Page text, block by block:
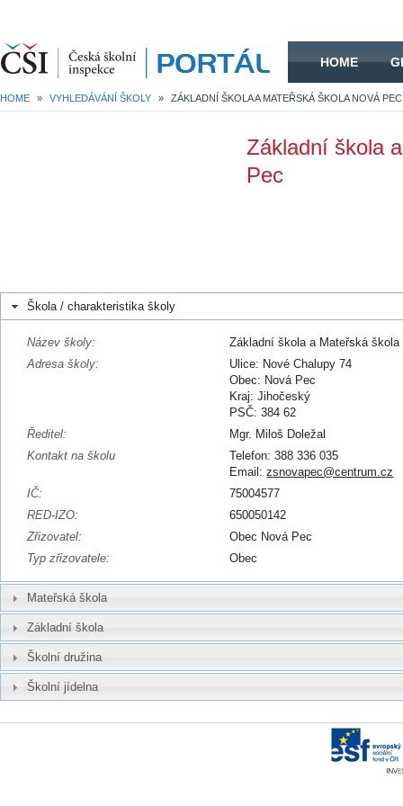
HOME
HOME » VYHLEDÁVÁNÍ ŠKOLY » ZÁKLADNÍ ŠKOLA A MATEŘSKÁ ŠKOLA NOVÁ PEC
Základní škola
Pec
Škola / charakteristika školy
Název školy:
Základní škola a Mateřská škola
Adresa školy:
Ulice: Nové Chalupy 74
Obec: Nová Pec
Kraj: Jihočeský
PSČ: 384 62
Ředitel:
Mgr. Miloš Doležal
Kontakt na školu
Telefon: 388 336 035
Email:zsnovapec@centrum.cz
IČ:
75004577
RED-IZO:
650050142
Zřizovatel:
Obec Nová Pec
Typ zřizovatele:
Obec
Mateřská škola
Základní škola
Školní družina
Školní jídelna